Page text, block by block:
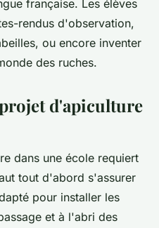
française. Les élèves
rendus d'observation,
ou encore inventer
des ruches.
d'apiculture
dans une école requiert
tout d'abord s'assurer
pour installer les
et à l'abri des